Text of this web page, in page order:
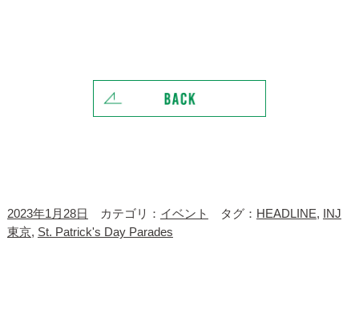
2023年1月28日 カテゴリ： イベント タグ： HEADLINE,
INJ
東京, St. Patrick's Day Parades